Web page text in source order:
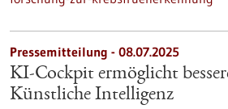
Pressemitteilung - 08.07.2025
KI-Cockpit ermöglicht
Künstliche Intelligenz